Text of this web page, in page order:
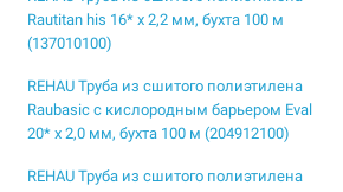
Rautitan his 16* x 2,2 мм, бухта 100 м
(137010100)
REHAU Труба из сшитого полиэтилена
Raubasic с кислородным барьером Eval
20* x 2,0 мм, бухта 100 м (204912100)
REHAU Труба из сшитого полиэтилена